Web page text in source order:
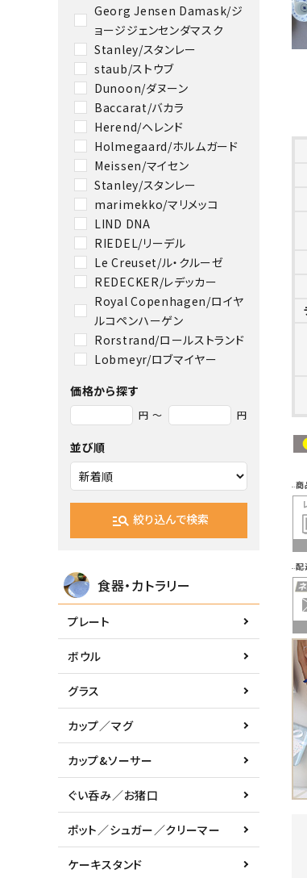
Georg Jensen Damask/ジ
ョージジェンセンダマスク
Stanley/スタンレー
staub/ストウブ
Dunoon/ダヌーン
Baccarat/バカラ
Herend/ヘレンド
Holmegaard/ホルムガード
Meissen/マイセン
Stanley/スタンレー
marimekko/マリメッコ
LIND DNA
RIEDEL/リーデル
Le Creuset/ル・クルーゼ
REDECKER/レデッカー
Royal Copenhagen/ロイヤ
ルコペンハーゲン
Rorstrand/ロールストランド
Lobmeyr/ロブマイヤー
価格から探す
円 ～ 円
並び順
manage_search 絞り込んで検索
食器・カトラリー
プレート
ボウル
グラス
カップ／マグ
カップ&ソーサー
ぐい呑み／お猪口
ポット／シュガー／クリーマー
ケーキスタンド
商